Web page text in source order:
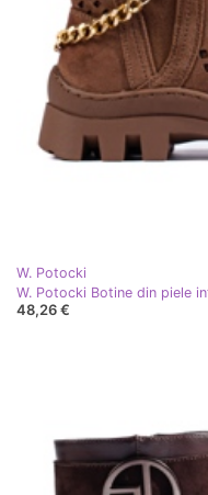
W. Potocki
48,26 €